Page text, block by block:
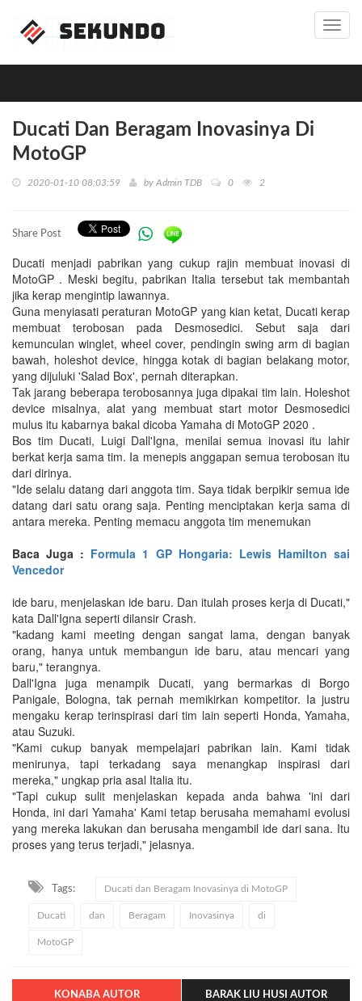
Ducati Dan Beragam Inovasinya Di
MotoGP
2020-01-10 08:03:59 by Admin TDB 0 2
Share Post
Ducati menjadi pabrikan yang cukup rajin membuat inovasi di
MotoGP . Meski begitu, pabrikan Italia tersebut tak membantah
jika kerap mengintip lawannya.
Guna menyiasati peraturan MotoGP yang kian ketat, Ducati kerap
membuat terobosan pada Desmosedici. Sebut saja dari
kemunculan winglet, wheel cover, pendingin swing arm di bagian
bawah, holeshot device, hingga kotak di bagian belakang motor,
yang dijuluki 'Salad Box', pernah diterapkan.
Tak jarang beberapa terobosannya juga dipakai tim lain. Holeshot
device misalnya, alat yang membuat start motor Desmosedici
mulus itu kabarnya bakal dicoba Yamaha di MotoGP 2020 .
Bos tim Ducati, Luigi Dall'Igna, menilai semua inovasi itu lahir
berkat kerja sama tim. Ia menepis anggapan semua terobosan itu
dari dirinya.
"Ide selalu datang dari anggota tim. Saya tidak berpikir semua ide
datang dari satu orang saja. Penting menciptakan kerja sama di
antara mereka. Penting memacu anggota tim menemukan
Baca Juga : Formula 1 GP Hongaria: Lewis Hamilton sai
Vencedor
ide baru, menjelaskan ide baru. Dan itulah proses kerja di Ducati,"
kata Dall'Igna seperti dilansir Crash.
"kadang kami meeting dengan sangat lama, dengan banyak
orang, hanya untuk membangun ide baru, atau mencari yang
baru," terangnya.
Dall'Igna juga menampik Ducati, yang bermarkas di Borgo
Panigale, Bologna, tak pernah memikirkan kompetitor. Ia justru
mengaku kerap terinspirasi dari tim lain seperti Honda, Yamaha,
atau Suzuki.
"Kami cukup banyak mempelajari pabrikan lain. Kami tidak
menirunya, tapi terkadang saya menangkap inspirasi dari
mereka," ungkap pria asal Italia itu.
"Tapi cukup sulit menjelaskan kepada anda bahwa 'ini dari
Honda, ini dari Yamaha' Kami tetap berusaha memahami evolusi
yang mereka lakukan dan berusaha mengambil ide dari sana. Itu
proses yang terus terjadi," jelasnya.
Tags: Ducati dan Beragam Inovasinya di MotoGP
Ducati dan Beragam Inovasinya di
MotoGP
KONABA AUTOR BARAK LIU HUSI AUTOR